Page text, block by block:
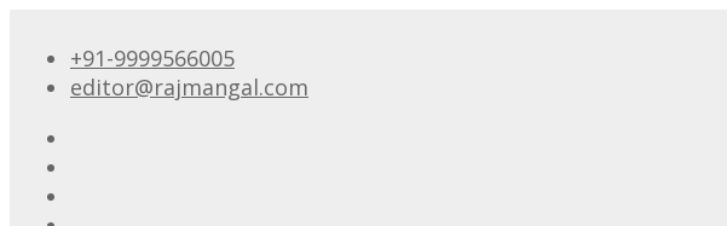
+91-9999566005
editor@rajmangal.com